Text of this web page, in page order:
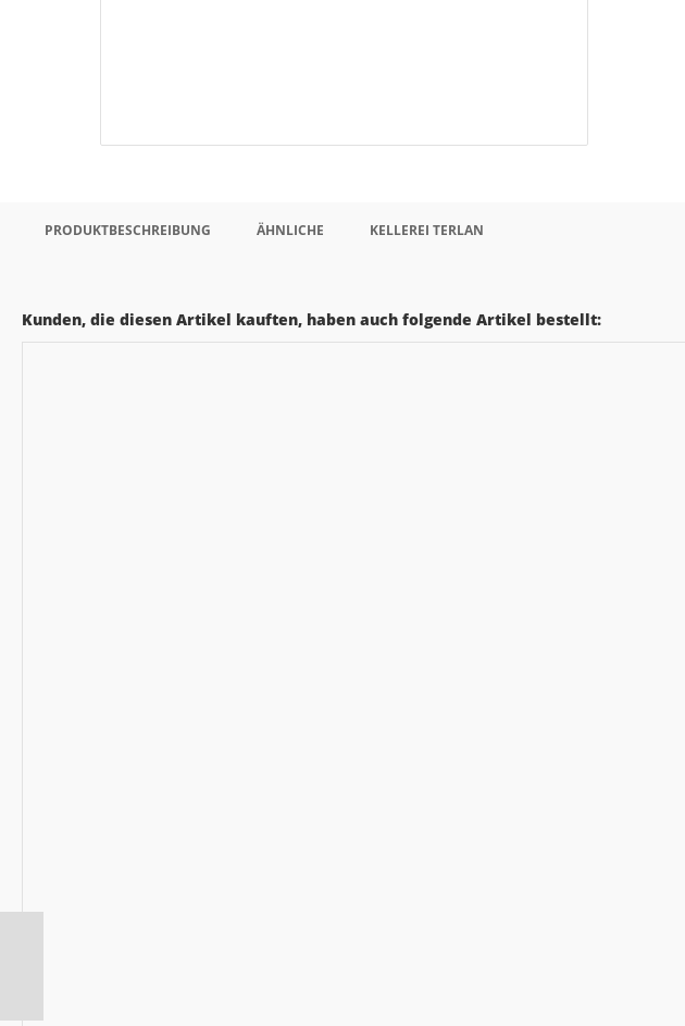
PRODUKTBESCHREIBUNG ÄHNLICHE KELLEREI TERLAN
Kunden, die diesen Artikel kauften, haben auch folgende Artikel bestellt: